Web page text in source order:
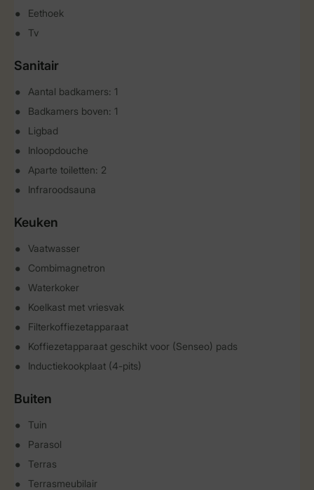
Eethoek
Tv
Sanitair
Aantal badkamers: 1
Badkamers boven: 1
Ligbad
Inloopdouche
Aparte toiletten: 2
Infraroodsauna
Keuken
Vaatwasser
Combimagnetron
Waterkoker
Koelkast met vriesvak
Filterkoffiezetapparaat
Koffiezetapparaat geschikt voor (Senseo) pads
Inductiekookplaat (4-pits)
Buiten
Tuin
Parasol
Terras
Terrasmeubilair